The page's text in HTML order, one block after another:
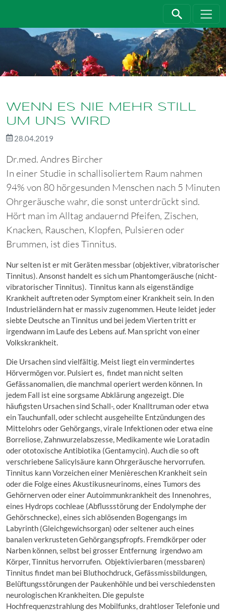
WENN ES NIE MEHR STILL
UM UNS WIRD
28.04.2019
Dr.med. Andres Bircher
In einer Studie in schallisoliertem Raum nahmen
94% von 80 hörgesunden Menschen nach 5 Minuten
Ohrgeräusche wahr, die sonst unterdrückt sind.
Hört man im Alltag andauernd Pfeifen, Zischen,
Knacken, Rauschen, Klopfen, Pulsieren oder
Brummen, ist dies Tinnitus.
Nur selten ist er mit Geräten messbar (objektiver, vibratorischer
Tinnitus). Ansonst handelt es sich um Phantomgeräusche (nicht-
vibratorischer Tinnitus). Tinnitus kann als eigenständige
Krankheit auftreten oder Symptom einer Krankheit sein. In den
Industrieländern hat er massiv zugenommen. Heute leidet jeder
siebte Deutsche an Tinnitus und bei jedem Vierten tritt er
irgendwann im Laufe des Lebens auf. Man spricht von einer
Volkskrankheit.
Die Ursachen sind vielfältig. Meist liegt ein vermindertes
Hörvermögen vor. Pulsiert es, findet man nicht selten
Gefässanomalien, die manchmal operiert werden können. In
jedem Fall ist eine sorgsame Abklärung angezeigt. Die
häufigsten Ursachen sind Schall-, oder Knalltruman oder etwa
ein Tauchunfall, oder schlecht ausgeheilte Entzündungen des
Mittelohrs oder Gehörgangs, virale Infektionen oder etwa eine
Borreliose, Zahnwurzelabszesse, Medikamente wie Loratadin
oder ototoxische Antibiotika (Gentamycin). Auch die so oft
verschriebene Salicylsäure kann Ohrgeräusche hervorrufen.
Tinnitus kann Vorzeichen einer Menièreschen Krankheit sein
oder die Folge eines Akustikusneurinoms, eines Tumors des
Gehörnerven oder einer Autoimmunkrankheit des Innenohres,
eines Hydrops cochleae (Abflussstörung der Endolymphe der
Gehörschnecke), eines sich ablösenden Bogengangs im
Labyrinth (Gleichgewichsorgan) oder seltener auch eines
banalen verkrusteten Gehörgangspfropfs. Fremdkörper oder
Narben können, selbst bei grosser Entfernung irgendwo am
Körper, Tinnitus hervorrufen. Objektivierbaren (messbaren)
Tinnitus findet man bei Bluthochdruck, Gefässmissbildungen,
Belüftungsstörungen der Paukenhöhle und bei verschiedensten
neurologischen Krankheiten. Die gepulste
Hochfrequenzstrahlung des Mobilfunks, drahtloser Telefonie und